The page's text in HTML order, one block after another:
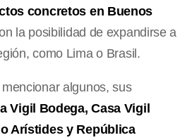
concretos en Buenos
la posibilidad de expandirse a
como Lima o Brasil.
algunos, sus
Vigil Bodega, Casa Vigil
Arístides y República